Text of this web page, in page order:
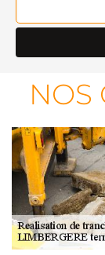
NOS